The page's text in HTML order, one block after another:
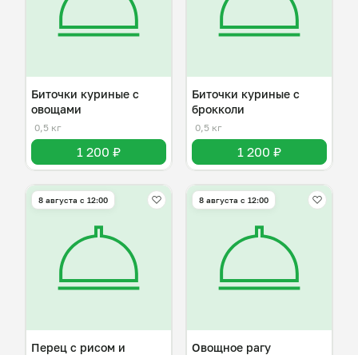
Биточки куриные с
овощами
0,5 кг
1 200 ₽
Биточки куриные с
брокколи
0,5 кг
1 200 ₽
8 августа с 12:00
Перец с рисом и
8 августа с 12:00
Овощное рагу